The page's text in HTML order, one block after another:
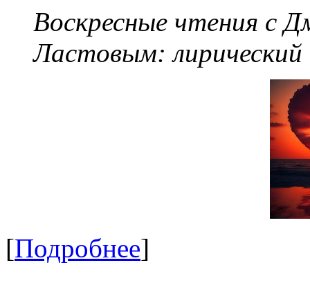
Воскресные чтения с
Ластовым:
[Подробнее]